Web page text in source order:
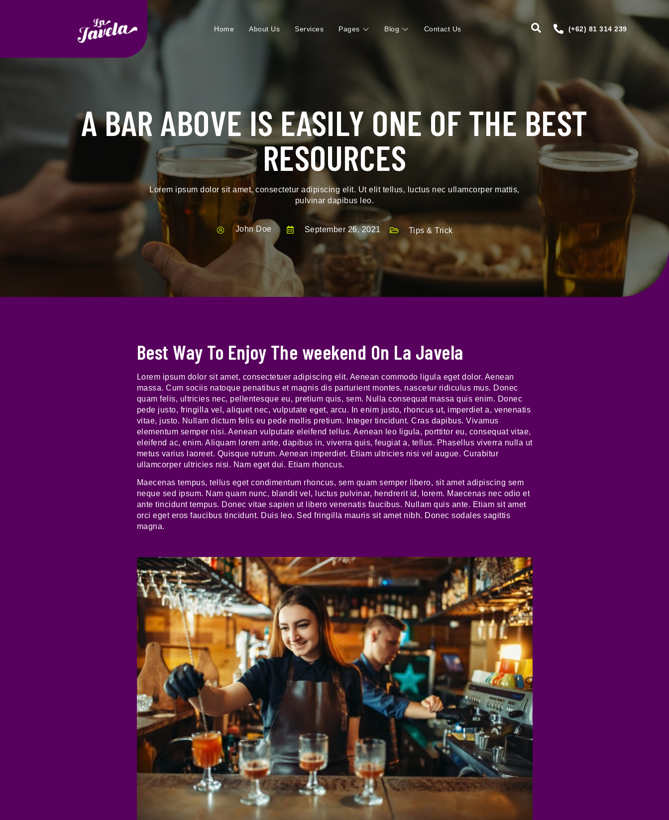
Home About Us Services Pages Blog Contact Us (+62) 81 314 239
A BAR ABOVE IS EASILY ONE OF THE BEST
RESOURCES
Lorem ipsum dolor sit amet, consectetur adipiscing elit. Ut elit tellus, luctus nec ullamcorper mattis,
pulvinar dapibus leo.
John Doe September 26, 2021 Tips & Trick
Best Way To Enjoy The weekend On La Javela
Lorem ipsum dolor sit amet, consectetuer adipiscing elit. Aenean commodo ligula eget dolor. Aenean
massa. Cum sociis natoque penatibus et magnis dis parturient montes, nascetur ridiculus mus. Donec
quam felis, ultricies nec, pellentesque eu, pretium quis, sem. Nulla consequat massa quis enim. Donec
pede justo, fringilla vel, aliquet nec, vulputate eget, arcu. In enim justo, rhoncus ut, imperdiet a, venenatis
vitae, justo. Nullam dictum felis eu pede mollis pretium. Integer tincidunt. Cras dapibus. Vivamus
elementum semper nisi. Aenean vulputate eleifend tellus. Aenean leo ligula, porttitor eu, consequat vitae,
eleifend ac, enim. Aliquam lorem ante, dapibus in, viverra quis, feugiat a, tellus. Phasellus viverra nulla ut
metus varius laoreet. Quisque rutrum. Aenean imperdiet. Etiam ultricies nisi vel augue. Curabitur
ullamcorper ultricies nisi. Nam eget dui. Etiam rhoncus.
Maecenas tempus, tellus eget condimentum rhoncus, sem quam semper libero, sit amet adipiscing sem
neque sed ipsum. Nam quam nunc, blandit vel, luctus pulvinar, hendrerit id, lorem. Maecenas nec odio et
ante tincidunt tempus. Donec vitae sapien ut libero venenatis faucibus. Nullam quis ante. Etiam sit amet
orci eget eros faucibus tincidunt. Duis leo. Sed fringilla mauris sit amet nibh. Donec sodales sagittis
magna.